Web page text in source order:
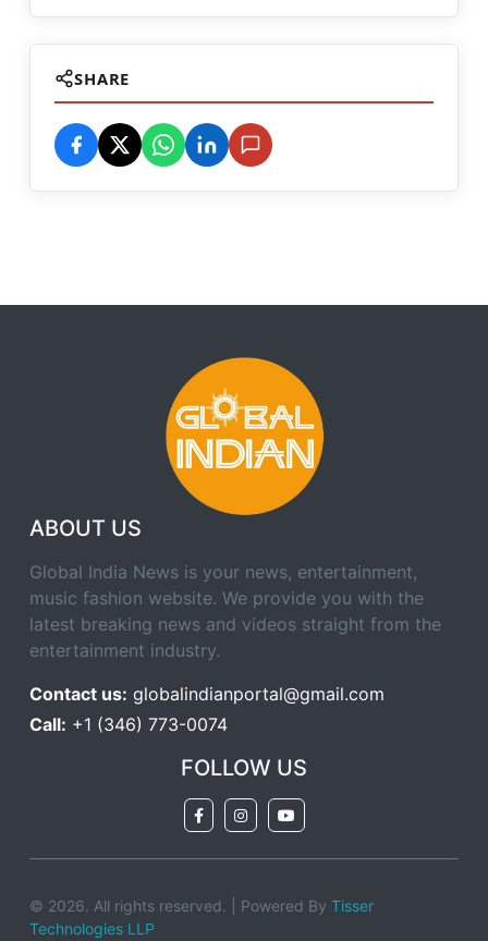
SHARE
ABOUT US
Global India News is your news, entertainment,
music fashion website. We provide you with the
latest breaking news and videos straight from the
entertainment industry.
Contact us: globalindianportal@gmail.com
Call: +1 (346) 773-0074
FOLLOW US
© 2026. All rights reserved. | Powered By Tisser
Technologies LLP